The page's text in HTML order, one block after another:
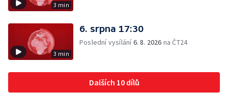
3 min
3 min
6. srpna 17:30
Poslední vysílání6. 8. 2026 na ČT24
Dalších 10 dílů